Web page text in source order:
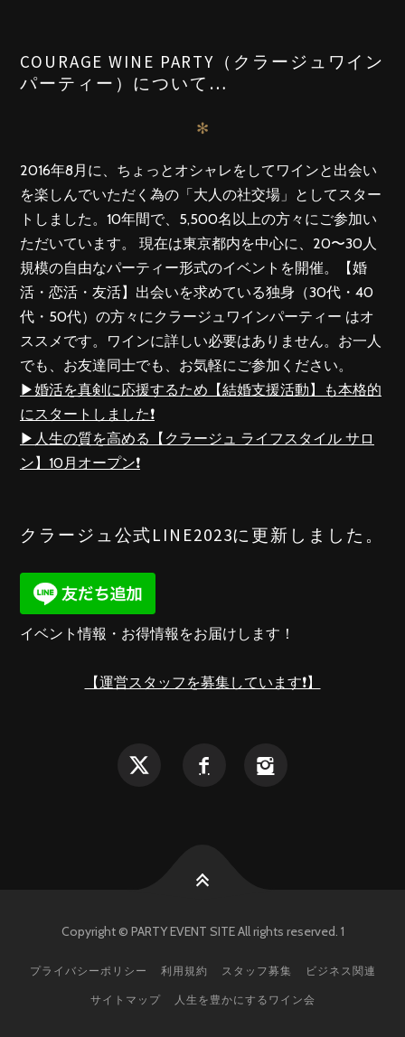
COURAGE WINE PARTY（クラージュワイン
パーティー）について…
✻
2016年8月に、ちょっとオシャレをしてワインと出会い
を楽しんでいただく為の「大人の社交場」としてスター
トしました。10年間で、5,500名以上の方々にご参加い
ただいています。 現在は東京都内を中心に、20〜30人
規模の自由なパーティー形式のイベントを開催。【婚
活・恋活・友活】出会いを求めている独身（30代・40
代・50代）の方々にクラージュワインパーティー はオ
ススメです。ワインに詳しい必要はありません。お一人
でも、お友達同士でも、お気軽にご参加ください。
▶︎婚活を真剣に応援するため【結婚支援活動】も本格的
にスタートしました❗️
▶︎人生の質を高める【クラージュ ライフスタイル サロ
ン】10月オープン❗️
クラージュ公式LINE2023に更新しました。
イベント情報・お得情報をお届けします！
【運営スタッフを募集しています❗️】
Copyright © PARTY EVENT SITE All rights reserved. 1
プライバシーポリシー 利用規約 スタッフ募集 ビジネス関連
サイトマップ 人生を豊かにするワイン会